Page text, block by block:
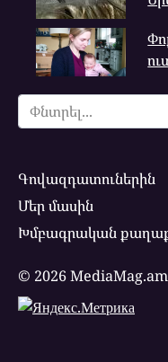
Search
for:
Գովազդատուներին
Մեր մասին
Խմբագրական
© 2026 MediaMag.am